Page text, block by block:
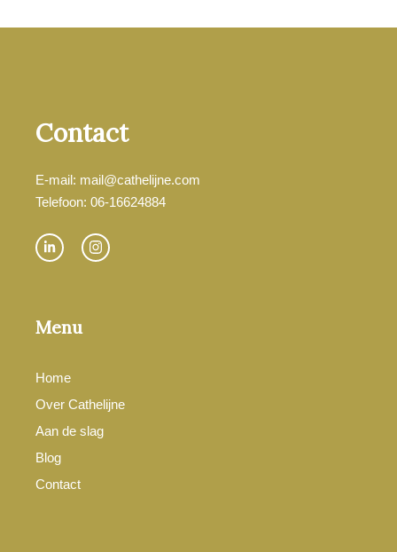
Contact
E-mail: mail@cathelijne.com
Telefoon: 06-16624884
Menu
Home
Over Cathelijne
Aan de slag
Blog
Contact